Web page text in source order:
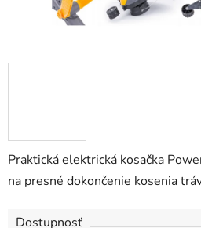
Praktická elektrická kosačka
na presné dokončenie kosenia
Dostupnosť